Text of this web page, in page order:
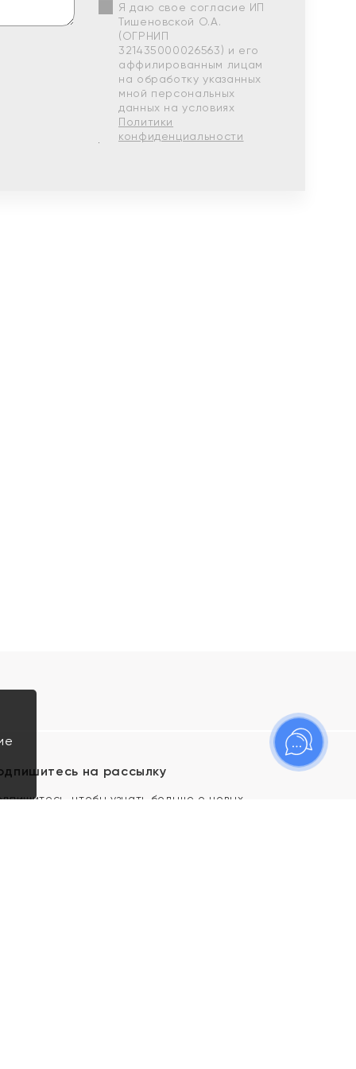
Я даю свое согласие ИП
Тишеновской О.А.
(ОГРНИП
321435000026563) и его
аффилированным лицам
на обработку указанных
мной персональных
данных на условиях
Политики
конфиденциальности
на рассылку
чтобы узнать больше о новых